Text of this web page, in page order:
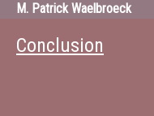
M. Patrick Waelbroeck
“Valeurs et politiques des
Télécom
Conclusion